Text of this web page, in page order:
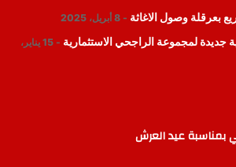
بعرقلة وصول الاغاثة 8 أبريل، 2025
لمجموعة الراجحي الاستثمارية
15 يناير،
بمناسبة عيد العرش